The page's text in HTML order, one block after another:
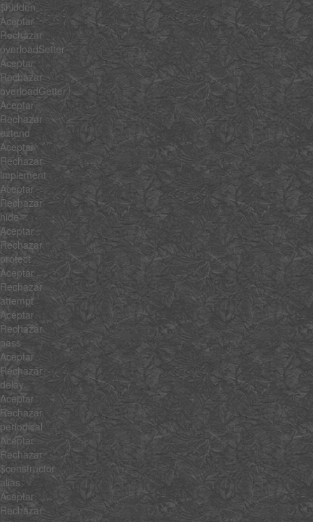
$hidden
Aceptar
Rechazar
overloadSetter
Aceptar
Rechazar
overloadGetter
Aceptar
Rechazar
extend
Aceptar
Rechazar
implement
Aceptar
Rechazar
hide
Aceptar
Rechazar
protect
Aceptar
Rechazar
attempt
Aceptar
Rechazar
pass
Aceptar
Rechazar
delay
Aceptar
Rechazar
periodical
Aceptar
Rechazar
$constructor
alias
Aceptar
Rechazar